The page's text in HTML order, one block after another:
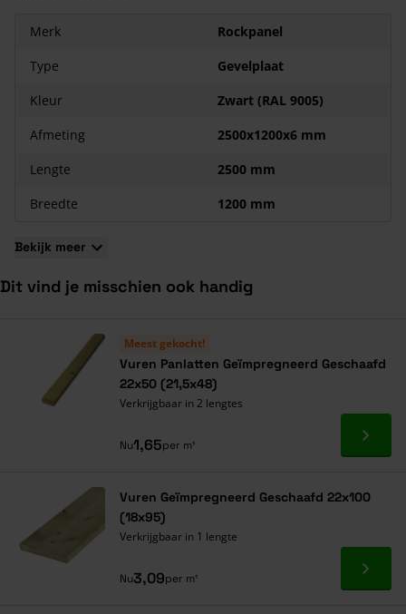
Duurzaam
Bestand tegen UV-licht
Dampdoorlatend
Onderhoudsarm
Merk
Rockpanel
Type
Gevelplaat
Kleur
Zwart (RAL 9005)
Afmeting
2500x1200x6 mm
Lengte
2500 mm
Breedte
1200 mm
Bekijk meer
Dit vind je misschien ook handig
Meest gekocht!
Vuren Panlatten Geïmpregneerd Geschaafd
22x50 (21,5x48)
Verkrijgbaar in 2 lengtes
Nu1,65per m¹ Ga
Vuren Geïmpregneerd Geschaafd 22x100
(18x95)
Verkrijgbaar in 1 lengte
Nu3,09per m¹ Ga